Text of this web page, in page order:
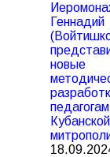
Геннадий
новые
педагогам
Кубанской